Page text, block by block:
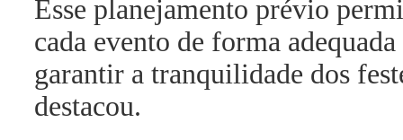
Esse planejamento prévio
cada evento de forma
garantir a tranquilidade dos
destacou.